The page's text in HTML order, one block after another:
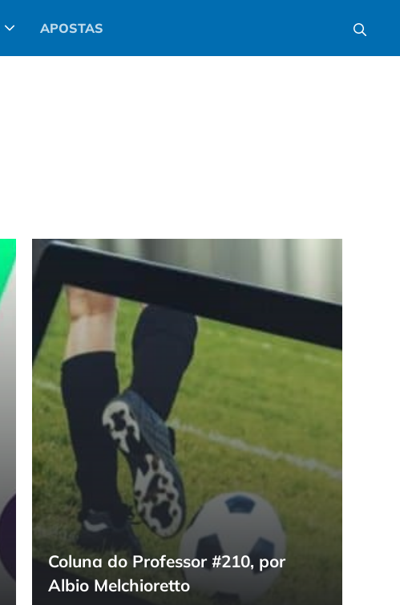
APOSTAS
Coluna do Professor #210, por
Albio Melchioretto